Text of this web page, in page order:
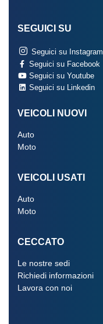
SEGUICI SU
Seguici su Instagram
Seguici su Facebook
Seguici su Youtube
Seguici su Linkedin
VEICOLI NUOVI
Auto
Moto
VEICOLI USATI
Auto
Moto
CECCATO
Le nostre sedi
Richiedi informazioni
Lavora con noi